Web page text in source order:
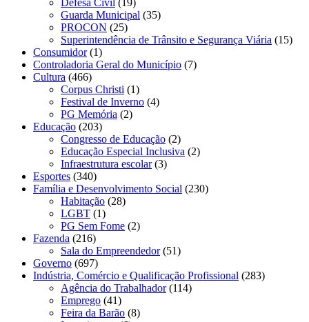
Guarda Municipal (35)
PROCON (25)
Superintendência de Trânsito e Segurança Viária (15)
Consumidor(1)
Controladoria Geral do Município (7)
Cultura (466)
Corpus Christi (1)
Festival de Inverno (4)
PG Memória (2)
Educação (203)
Congresso de Educação (2)
Educação Especial Inclusiva (2)
Infraestrutura escolar(3)
Esportes (340)
Família e Desenvolvimento Social (230)
Habitação (28)
LGBT (1)
PG Sem Fome (2)
Fazenda (216)
Sala do Empreendedor(51)
Governo (697)
Indústria, Comércio e Qualificação Profissional (283)
Agência do Trabalhador(114)
Emprego (41)
Feira da Barão (8)